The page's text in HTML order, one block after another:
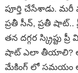
పూర్తి చేసేశాడు.
ప్ర‌తీ సీన్‌, ప్ర‌తీ షాట్..
త‌న ద‌గ్గ‌ర స్క్రిప్టు
షాట్ ఎలా తీయాలి?
మేకింగ్ లో స‌మ‌యం